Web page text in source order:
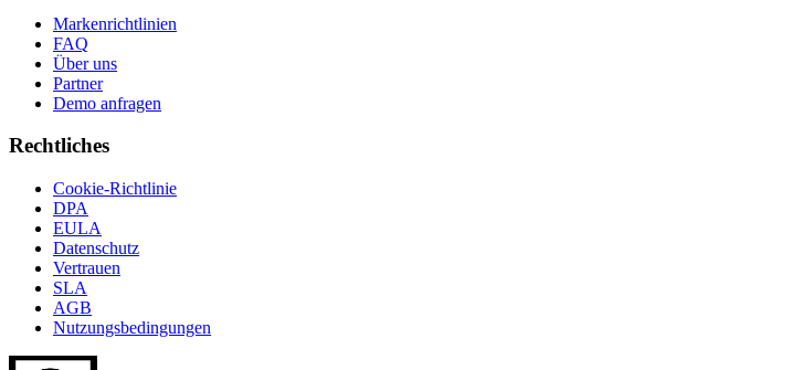
Markenrichtlinien
FAQ
Über uns
Partner
Demo anfragen
Rechtliches
Cookie-Richtlinie
DPA
EULA
Datenschutz
Vertrauen
SLA
AGB
Nutzungsbedingungen